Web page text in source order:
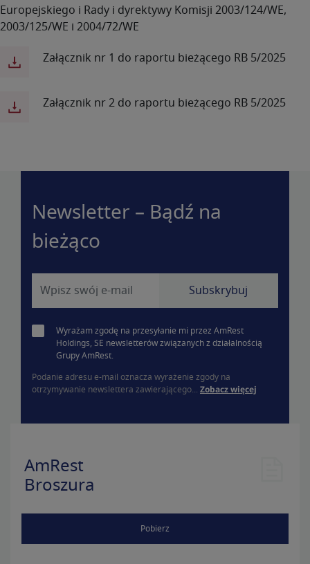
Europejskiego i Rady i dyrektywy Komisji 2003/124/WE,
2003/125/WE i 2004/72/WE
Załącznik nr 1 do raportu bieżącego RB 5/2025
Załącznik nr 2 do raportu bieżącego RB 5/2025
Newsletter – Bądź na
bieżąco
Wyrażam zgodę na przesyłanie mi przez AmRest
Holdings, SE newsletterów związanych z działalnością
Grupy AmRest.
Podanie adresu e-mail oznacza wyrażenie zgody na
otrzymywanie newslettera zawierającego... Zobacz więcej
AmRest
Broszura
Pobierz